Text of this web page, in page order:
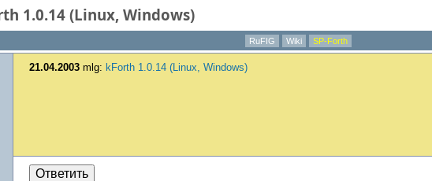
1.0.14 (Linux, Windows)
RuFIG Wiki SP-Forth
21.04.2003 mlg: kForth 1.0.14 (Linux, Windows)
Ответить